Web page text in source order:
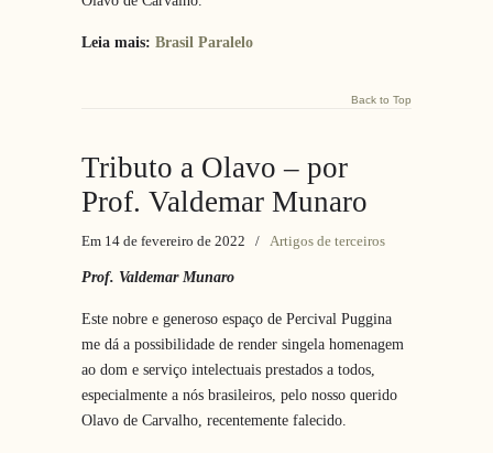
Leia mais: Brasil Paralelo
Back to Top
Tributo a Olavo – por
Prof. Valdemar Munaro
Em 14 de fevereiro de 2022 / Artigos de terceiros
Prof. Valdemar Munaro
Este nobre e generoso espaço de Percival Puggina
me dá a possibilidade de render singela homenagem
ao dom e serviço intelectuais prestados a todos,
especialmente a nós brasileiros, pelo nosso querido
Olavo de Carvalho, recentemente falecido.